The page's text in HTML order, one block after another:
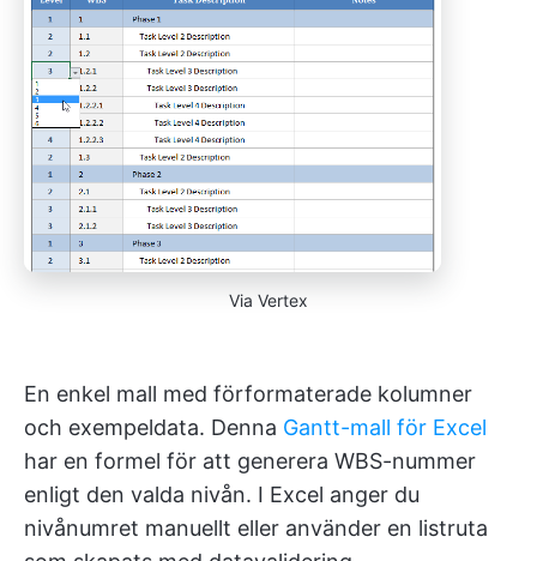
Via Vertex
En enkel mall med förformaterade kolumner
och exempeldata. Denna Gantt-mall för Excel
har en formel för att generera WBS-nummer
enligt den valda nivån. I Excel anger du
nivånumret manuellt eller använder en listruta